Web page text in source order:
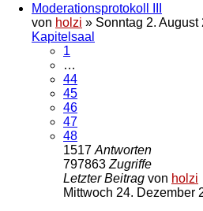
Moderationsprotokoll III
von holzi » Sonntag 2. August
Kapitelsaal
1
…
44
45
46
47
48
1517 Antworten
797863 Zugriffe
Letzter Beitrag von holzi
Mittwoch 24. Dezember